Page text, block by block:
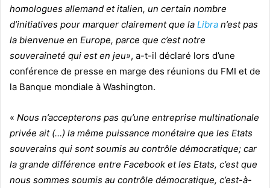
homologues allemand et italien, un certain nombre
d’initiatives pour marquer clairement que la Libra n’est pas
la bienvenue en Europe, parce que c’est notre
souveraineté qui est en jeu», a-t-il déclaré lors d’une
conférence de presse en marge des réunions du FMI et de
la Banque mondiale à Washington.
« Nous n’accepterons pas qu’une entreprise multinationale
privée ait (…) la même puissance monétaire que les Etats
souverains qui sont soumis au contrôle démocratique; car
la grande différence entre Facebook et les Etats, c’est que
nous sommes soumis au contrôle démocratique, c’est-à-